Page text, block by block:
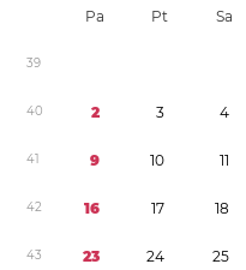
Pa Pt Sa
39
40 2 3 4
41 9 10 11
42 16 17 18
43 23 24 25